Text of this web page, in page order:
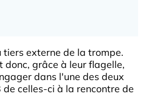
externe de la trompe.
donc, grâce à leur flagelle,
dans l'une des deux
celles-ci à la rencontre de